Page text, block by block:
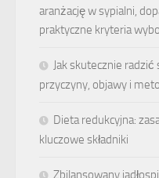
aranżację w sypialni,
praktyczne kryteria
Jak skutecznie
przyczyny, objawy i
Dieta redukcyjna:
kluczowe składniki
Zbilansowany